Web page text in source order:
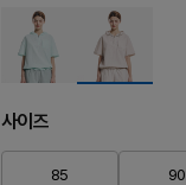
사이즈
85 90